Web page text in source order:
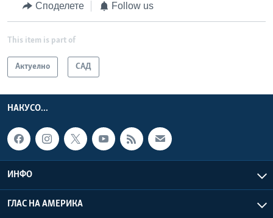
Споделете Follow us
This item is part of
Актуелно САД
НАКУСО...
ИНФО
ГЛАС НА АМЕРИКА